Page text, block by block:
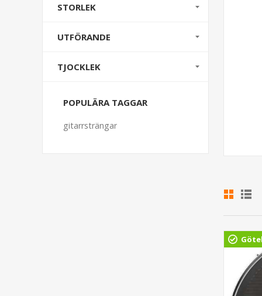
STORLEK
UTFÖRANDE
TJOCKLEK
POPULÄRA TAGGAR
gitarrsträngar